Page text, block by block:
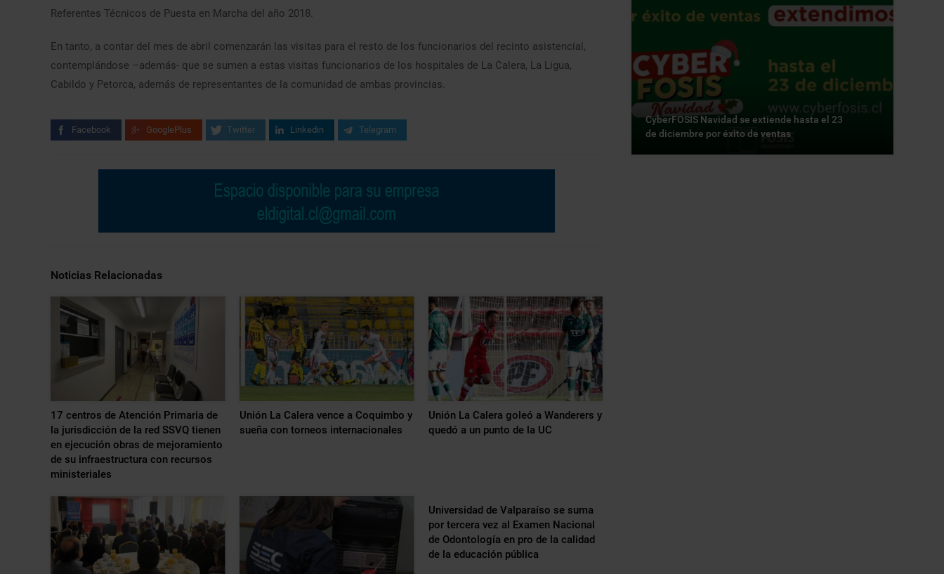
Referentes Técnicos de Puesta en Marcha del año 2018.
En tanto, a contar del mes de abril comenzarán las visitas para el resto de los funcionarios del recinto asistencial,
contemplándose –además- que se sumen a estas visitas funcionarios de los hospitales de La Calera, La Ligua,
Cabildo y Petorca, además de representantes de la comunidad de ambas provincias.
Facebook GooglePlus Twitter Linkedin Telegram
Noticias Relacionadas
17 centros de Atención Primaria de
la jurisdicción de la red SSVQ tienen
en ejecución obras de mejoramiento
de su infraestructura con recursos
ministeriales
Unión La Calera vence a Coquimbo y
sueña con torneos internacionales
Unión La Calera goleó a Wanderers y
quedó a un punto de la UC
Universidad de Valparaíso se suma
por tercera vez al Examen Nacional
de Odontología en pro de la calidad
de la educación pública
CyberFOSIS Navidad se extiende hasta el 23
de diciembre por éxito de ventas